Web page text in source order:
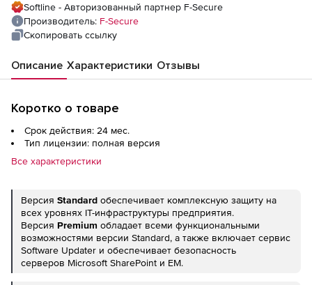
Softline - Авторизованный партнер F-Secure
Производитель: F-Secure
Скопировать ссылку
Описание Характеристики Отзывы
Коротко о товаре
Срок действия: 24 мес.
Тип лицензии: полная версия
Все характеристики
Версия Standard обеспечивает комплексную защиту на
всех уровнях IT-инфраструктуры предприятия.
Версия Premium обладает всеми функциональными
возможностями версии Standard, а также включает сервис
Software Updater и обеспечивает безопасность
серверов Microsoft SharePoint и EM.